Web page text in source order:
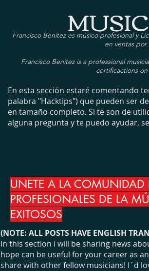
Francisco Benitez es músico profesional y
en ventas
Francisco Benitez is a professional
certificactions
En esta sección estaré comentando
palabra "Hacktips") que pueden ser
en tamaño completo. Si te son de
alguna pregunta y te puedo ayudar,
(NOTE: ALL POSTS HAVE ENGLISH
In this section i will be sharing news
hope can be useful for your career as
share with other fellow musicians! I´d
UNETE A LA COMUNIDAD
PROFESIONALES DE LA
EXITOSOS